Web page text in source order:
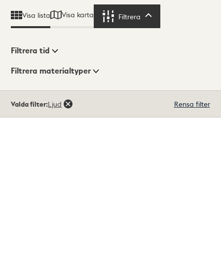
Visa lista Visa karta Filtrera
Visningsläge
Filtrera tid
Filtrera materialtyper
träffar
Valda filter:Ljud Rensa filter